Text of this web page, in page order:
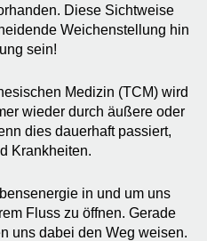
Diese Sichtweise
Weichenstellung hin
sein!
Medizin (TCM) wird
wieder durch äußere oder
dies dauerhaft passiert,
Krankheiten.
in und um uns
Fluss zu öffnen. Gerade
uns dabei den Weg weisen.